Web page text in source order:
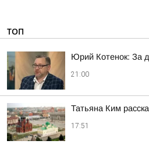
ТОП
Юрий Котенок: За
21:00
Татьяна Ким
17:51